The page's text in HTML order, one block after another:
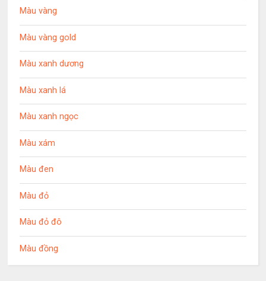
Màu vàng
Màu vàng gold
Màu xanh dương
Màu xanh lá
Màu xanh ngọc
Màu xám
Màu đen
Màu đỏ
Màu đỏ đô
Màu đồng